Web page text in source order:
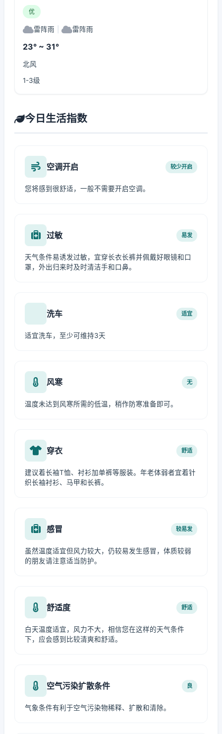
优
雷阵雨 雷阵雨
23° ~ 31°
北风
1-3级
今日生活指数
空调开启 较少开启
您将感到很舒适，一般不需要开启空调。
过敏 易发
天气条件易诱发过敏，宜穿长衣长裤并佩戴好眼镜和口
罩，外出归来时及时清洁手和口鼻。
洗车 适宜
适宜洗车，至少可维持3天
风寒 无
温度未达到风寒所需的低温，稍作防寒准备即可。
穿衣 舒适
建议着长袖T恤、衬衫加单裤等服装。年老体弱者宜着针
织长袖衬衫、马甲和长裤。
感冒 较易发
虽然温度适宜但风力较大，仍较易发生感冒，体质较弱
的朋友请注意适当防护。
舒适度 舒适
白天温度适宜，风力不大，相信您在这样的天气条件
下，应会感到比较清爽和舒适。
空气污染扩散条件 良
气象条件有利于空气污染物稀释、扩散和清除。